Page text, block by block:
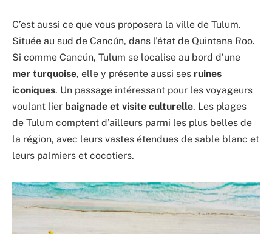
C’est aussi ce que vous proposera la ville de Tulum.
Située au sud de Cancún, dans l’état de Quintana Roo.
Si comme Cancún, Tulum se localise au bord d’une
mer turquoise, elle y présente aussi ses ruines
iconiques. Un passage intéressant pour les voyageurs
voulant lier baignade et visite culturelle. Les plages
de Tulum comptent d’ailleurs parmi les plus belles de
la région, avec leurs vastes étendues de sable blanc et
leurs palmiers et cocotiers.